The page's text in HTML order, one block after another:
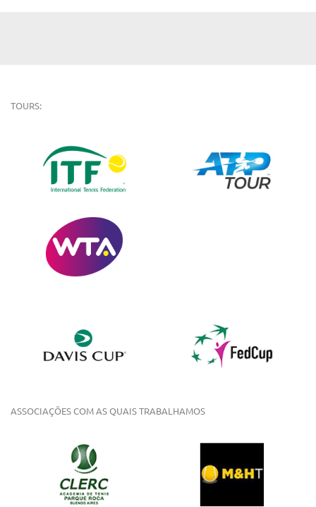
TOURS:
ASSOCIAÇÕES COM AS QUAIS TRABALHAMOS